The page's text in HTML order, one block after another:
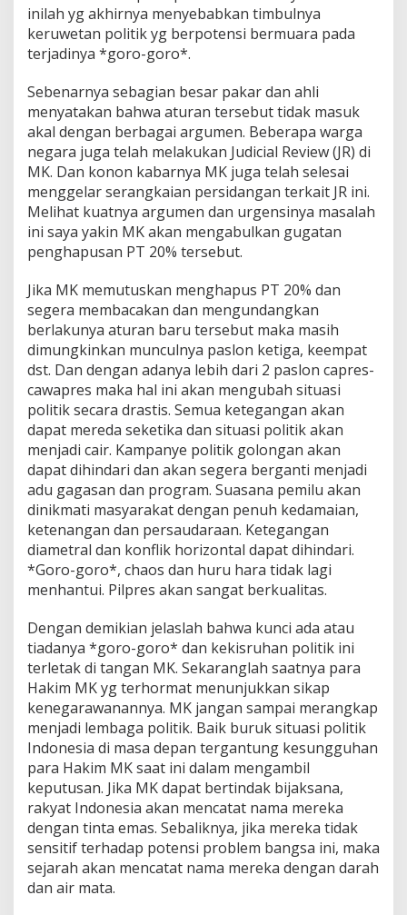
inilah yg akhirnya menyebabkan timbulnya
keruwetan politik yg berpotensi bermuara pada
terjadinya *goro-goro*.
Sebenarnya sebagian besar pakar dan ahli
menyatakan bahwa aturan tersebut tidak masuk
akal dengan berbagai argumen. Beberapa warga
negara juga telah melakukan Judicial Review (JR) di
MK. Dan konon kabarnya MK juga telah selesai
menggelar serangkaian persidangan terkait JR ini.
Melihat kuatnya argumen dan urgensinya masalah
ini saya yakin MK akan mengabulkan gugatan
penghapusan PT 20% tersebut.
Jika MK memutuskan menghapus PT 20% dan
segera membacakan dan mengundangkan
berlakunya aturan baru tersebut maka masih
dimungkinkan munculnya paslon ketiga, keempat
dst. Dan dengan adanya lebih dari 2 paslon capres-
cawapres maka hal ini akan mengubah situasi
politik secara drastis. Semua ketegangan akan
dapat mereda seketika dan situasi politik akan
menjadi cair. Kampanye politik golongan akan
dapat dihindari dan akan segera berganti menjadi
adu gagasan dan program. Suasana pemilu akan
dinikmati masyarakat dengan penuh kedamaian,
ketenangan dan persaudaraan. Ketegangan
diametral dan konflik horizontal dapat dihindari.
*Goro-goro*, chaos dan huru hara tidak lagi
menhantui. Pilpres akan sangat berkualitas.
Dengan demikian jelaslah bahwa kunci ada atau
tiadanya *goro-goro* dan kekisruhan politik ini
terletak di tangan MK. Sekaranglah saatnya para
Hakim MK yg terhormat menunjukkan sikap
kenegarawanannya. MK jangan sampai merangkap
menjadi lembaga politik. Baik buruk situasi politik
Indonesia di masa depan tergantung kesungguhan
para Hakim MK saat ini dalam mengambil
keputusan. Jika MK dapat bertindak bijaksana,
rakyat Indonesia akan mencatat nama mereka
dengan tinta emas. Sebaliknya, jika mereka tidak
sensitif terhadap potensi problem bangsa ini, maka
sejarah akan mencatat nama mereka dengan darah
dan air mata.